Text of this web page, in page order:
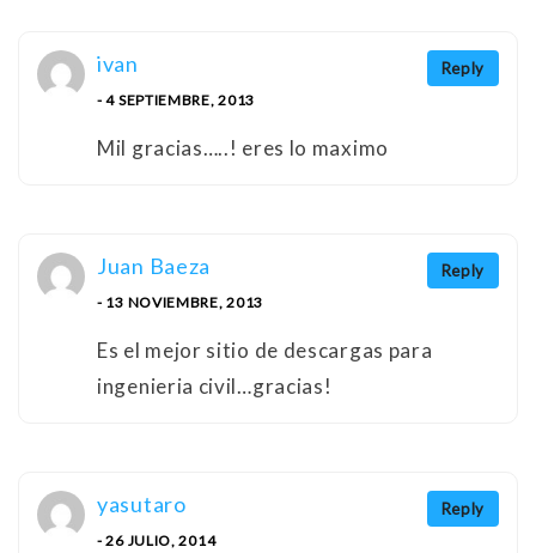
Reply
ivan
- 4 SEPTIEMBRE, 2013
Mil gracias…..! eres lo maximo
Reply
Juan Baeza
- 13 NOVIEMBRE, 2013
Es el mejor sitio de descargas para
ingenieria civil…gracias!
Reply
yasutaro
- 26 JULIO, 2014